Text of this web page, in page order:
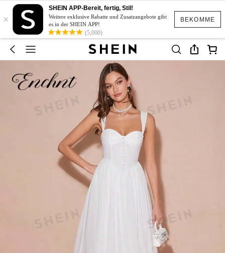
BEKOMME
×
SHEIN APP-Bereit, fertig, Stil!
Weitere exklusive Rabatte und Zusatzangebote gibt
es in der SHEIN APP!
(5,000)